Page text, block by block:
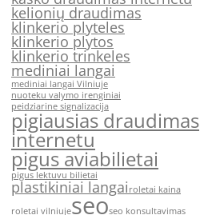
kelionių draudimas
klinkerio plyteles
klinkerio plytos
klinkerio trinkeles
mediniai langai
mediniai langai Vilniuje
nuoteku valymo irenginiai
peidziarine signalizacija
pigiausias draudimas
internetu
pigus aviabilietai
pigus lektuvu bilietai
plastikiniai langai roletai kaina
roletai vilniujeseoseo konsultavimas